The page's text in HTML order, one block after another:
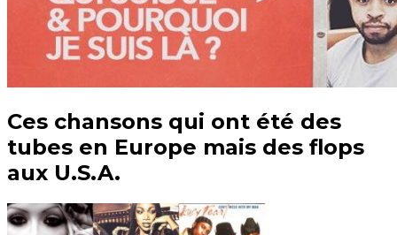
Ces chansons qui ont été des
tubes en Europe mais des flops
aux U.S.A.